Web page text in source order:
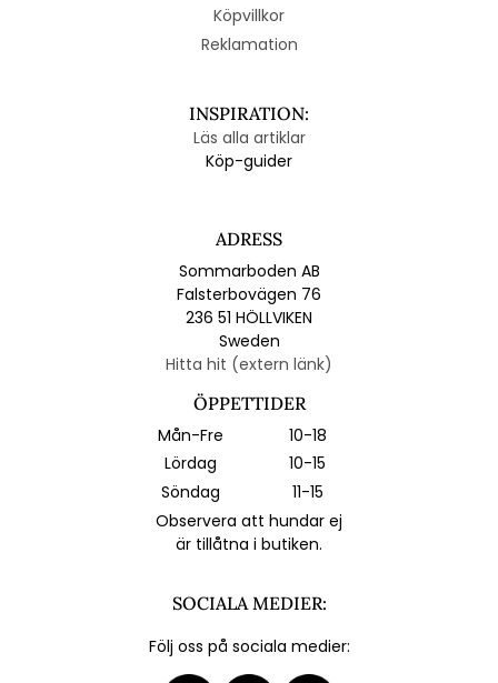
Köpvillkor
Reklamation
INSPIRATION:
Läs alla artiklar
Köp-guider
ADRESS
Sommarboden AB
Falsterbovägen 76
236 51 HÖLLVIKEN
Sweden
Hitta hit (extern länk)
ÖPPETTIDER
Mån-Fre
10-18
Lördag
10-15
Söndag
11-15
Observera att hundar ej
är tillåtna i butiken.
SOCIALA MEDIER:
Följ oss på sociala medier: